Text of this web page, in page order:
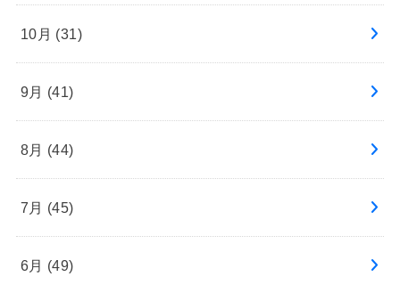
10月 (31)
9月 (41)
8月 (44)
7月 (45)
6月 (49)